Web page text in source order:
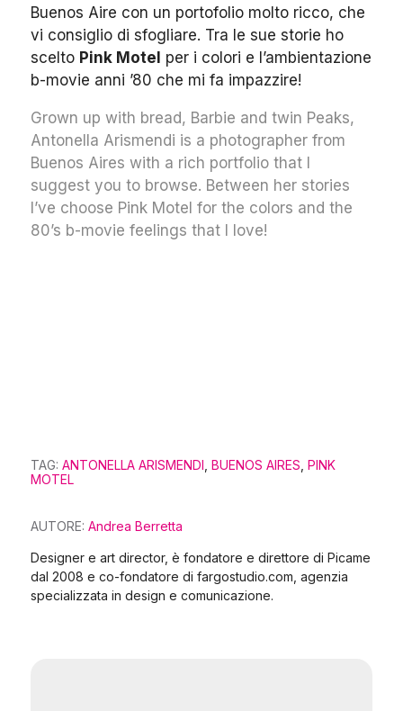
Buenos Aire con un portofolio molto ricco, che
vi consiglio di sfogliare. Tra le sue storie ho
scelto Pink Motel per i colori e l’ambientazione
b-movie anni ’80 che mi fa impazzire!
Grown up with bread, Barbie and twin Peaks,
Antonella Arismendi is a photographer from
Buenos Aires with a rich portfolio that I
suggest you to browse. Between her stories
I’ve choose Pink Motel for the colors and the
80’s b-movie feelings that I love!
TAG: ANTONELLA ARISMENDI BUENOS AIRES PINK
MOTEL
AUTORE: Andrea Berretta
Designer e art director, è fondatore e direttore di Picame
dal 2008 e co-fondatore di fargostudio.com, agenzia
specializzata in design e comunicazione.